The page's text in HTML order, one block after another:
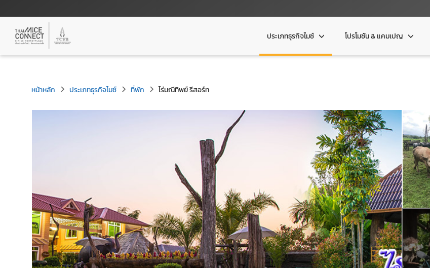
ประเภทธุรกิจไมซ์ โปรโมชัน & แคมเปญ
หน้าหลัก ประเภทธุรกิจไมซ์ ที่พัก ไร่มณีทิพย์ รีสอร์ท